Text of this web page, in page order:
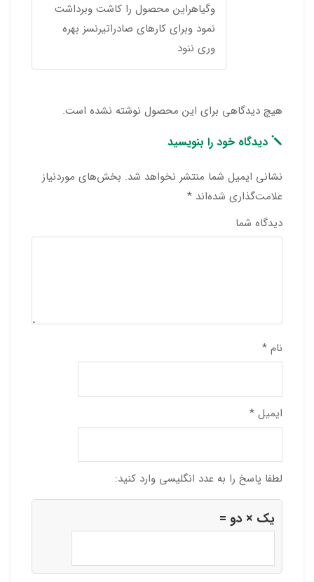
وگیاهراین محصول را کاشت وبرداشت
نمود وبرای کارهای صادراتیرنسز بهره
وری ننود
هیچ دیدگاهی برای این محصول نوشته نشده است.
دیدگاه خود را بنویسید
نشانی ایمیل شما منتشر نخواهد شد. بخش‌های موردنیاز
علامت‌گذاری شده‌اند *
دیدگاه شما
نام *
ایمیل *
لطفا پاسخ را به عدد انگلیسی وارد کنید:
یک × دو =